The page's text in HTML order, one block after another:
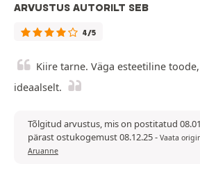
ARVUSTUS AUTORILT SEB
4/5
Kiire tarne. Väga esteetiline
ideaalselt.
Tõlgitud arvustus, mis on postitatud
pärast ostukogemust 08.12.25- Vaata
Aruanne